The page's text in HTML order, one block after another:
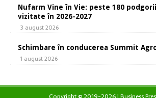
Nufarm Vine în Vie: peste 180
vizitate în 2026-2027
3 august 2026
Schimbare în conducerea Summit
1 august 2026